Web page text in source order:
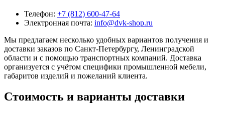
Телефон: +7 (812) 600-47-64
Электронная почта: info@dvk-shop.ru
Мы предлагаем несколько удобных вариантов получения и
доставки заказов по Санкт-Петербургу, Ленинградской
области и с помощью транспортных компаний. Доставка
организуется с учётом специфики промышленной мебели,
габаритов изделий и пожеланий клиента.
Стоимость и варианты доставки